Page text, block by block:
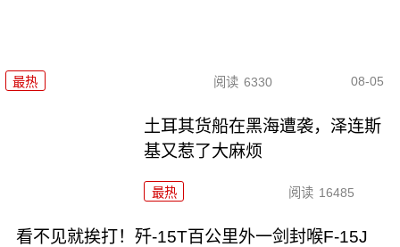
最热 阅读 6330 08-05
土耳其货船在黑海遭袭，泽连斯
基又惹了大麻烦
最热 阅读 16485
看不见就挨打！歼-15T百公里外一剑封喉F-15J